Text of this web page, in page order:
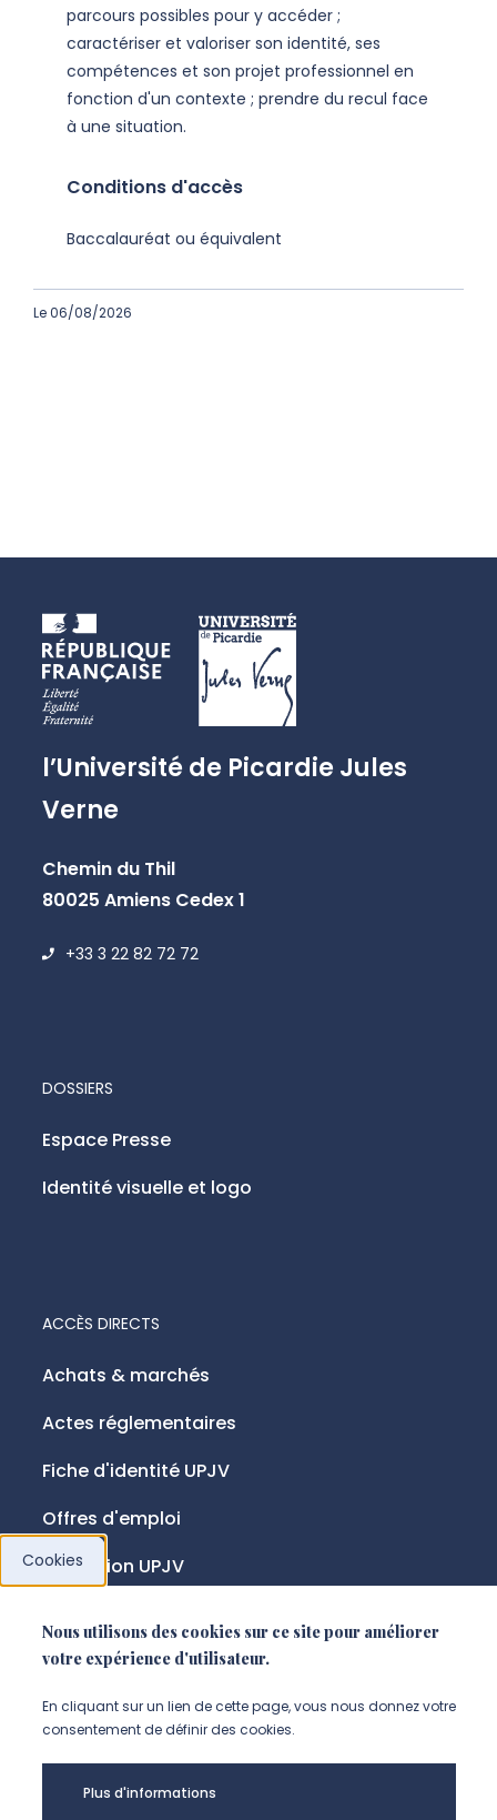
parcours possibles pour y accéder ;
caractériser et valoriser son identité, ses
compétences et son projet professionnel en
fonction d'un contexte ; prendre du recul face
à une situation.
Conditions d'accès
Baccalauréat ou équivalent
Le 06/08/2026
l’Université de Picardie Jules
Verne
Chemin du Thil
80025 Amiens Cedex 1
+33 3 22 82 72 72
ACCÈS DIRECTS
Achats & marchés
Actes réglementaires
Fiche d'identité UPJV
Offres d'emploi
Fondation UPJV
DOSSIERS
Espace Presse
Identité visuelle et logo
NOUS SUIVRE
Suivez-nous sur instagram
Suivez-nous sur linkedin
Suivez-nous sur
Mentions légales
Cookies
Nous utilisons des cookies sur ce site pour améliorer
votre expérience d'utilisateur.
En cliquant sur un lien de cette page, vous nous donnez votre
consentement de définir des cookies.
Plus d'informations